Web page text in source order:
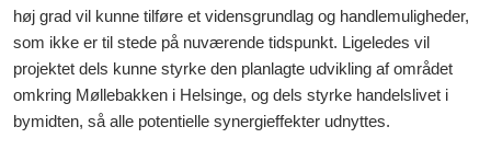
høj grad vil kunne tilføre et vidensgrundlag og handlemuligheder,
som ikke er til stede på nuværende tidspunkt. Ligeledes vil
projektet dels kunne styrke den planlagte udvikling af området
omkring Møllebakken i Helsinge, og dels styrke handelslivet i
bymidten, så alle potentielle synergieffekter udnyttes.